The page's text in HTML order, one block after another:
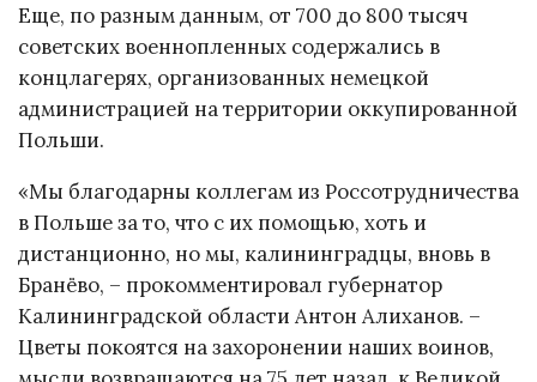
Еще, по разным данным, от 700 до 800 тысяч
советских военнопленных содержались в
концлагерях, организованных немецкой
администрацией на территории оккупированной
Польши.
«Мы благодарны коллегам из Россотрудничества
в Польше за то, что с их помощью, хоть и
дистанционно, но мы, калининградцы, вновь в
Бранёво, – прокомментировал губернатор
Калининградской области Антон Алиханов. –
Цветы покоятся на захоронении наших воинов,